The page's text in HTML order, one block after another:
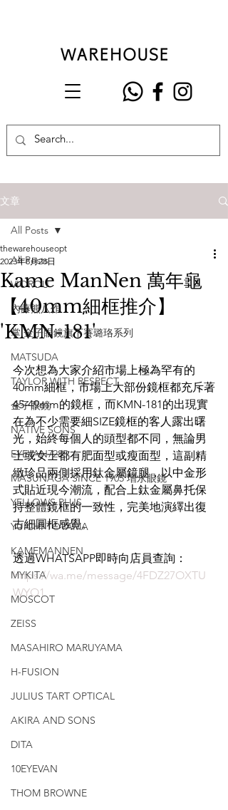
文章
All Posts
VIOROU
內藤熊八作
掌 金子眼鏡旗下賽璐珞系列
MATSUDA
TAYLOR WITH RESPECT
金子眼鏡
NATIVE SONS
EYEVAN7285
MASUNAGA SINCE 1905 增永眼鏡
YELLOWS PLUS
YUICHI TOYAMA
KAMEMANNEN
MYKITA
MOSCOT
ZEISS
MASAHIRO MARUYAMA
H-FUSION
JULIUS TART OPTICAL
AKIRA AND SONS
DITA
10EYEVAN
THOM BROWNE
All Posts
Kame ManNen 萬年龜
【40mm細框推介】
'KMN-181'
thewarehouseopt
2023年8月28日
今次想為大家介紹市場上極為罕有的
40mm細框，市場上大部份鏡框都充斥著
45-49mm的鏡框，而KMN-181的出現實
在為不少需要細SIZE鏡框的客人露出曙
光，始終每個人的頭型都不同，無論男
士或女士都有肥面型或瘦面型，這副精
緻珍品兩側採用鈦金屬鏡腿，以中金形
式貼近現今潮流，配合上鈦金屬鼻托保
持整體鏡框的一致性，完美地演繹出復
古細圓框感覺。
透過WHATSAPP即時向店員查詢：
https://wa.me/message/4FDZ27OXTU
WYO1